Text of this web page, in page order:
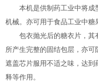
本机是供制药工业中将成
机械。亦可用于食品工业中糖
包衣抛光后的糖衣片，
所产生完整的固结包层，亦
遮盖芯片服用不适之味，达
释等作用。